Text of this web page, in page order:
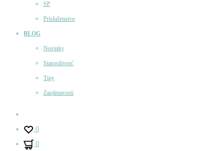
SP
Príslušenstvo
BLOG
Novinky
Starostlivosť
Tipy
Zaujímavosti
0
0